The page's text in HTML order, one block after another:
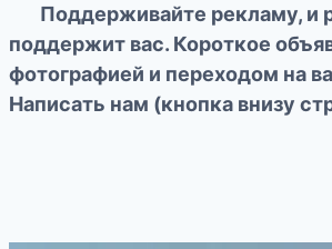
Поддерживайте рекламу, и
поддержит вас. Короткое
фотографией и переходом на
Написать нам (кнопка внизу